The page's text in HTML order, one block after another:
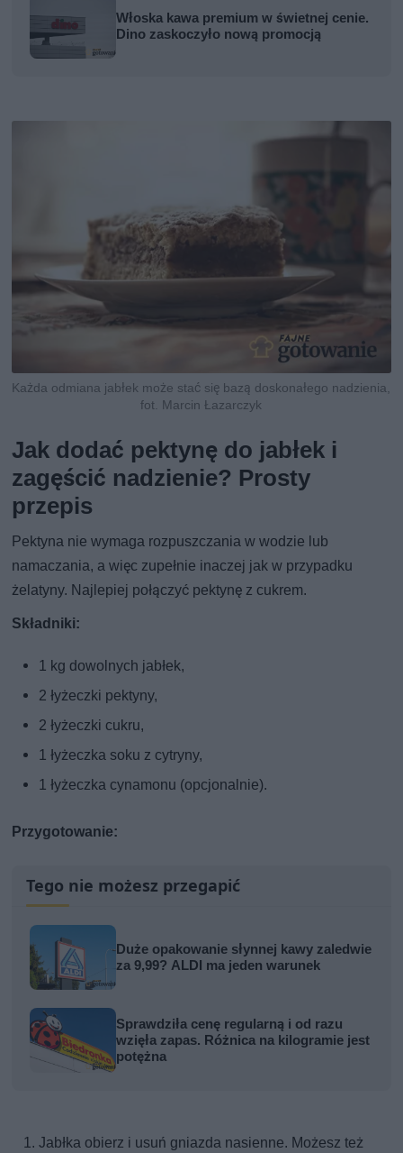
Włoska kawa premium w świetnej cenie.
Dino zaskoczyło nową promocją
Każda odmiana jabłek może stać się bazą doskonałego nadzienia,
fot. Marcin Łazarczyk
Jak dodać pektynę do jabłek i
zagęścić nadzienie? Prosty
przepis
Pektyna nie wymaga rozpuszczania w wodzie lub
namaczania, a więc zupełnie inaczej jak w przypadku
żelatyny. Najlepiej połączyć pektynę z cukrem.
Składniki:
1 kg dowolnych jabłek,
2 łyżeczki pektyny,
2 łyżeczki cukru,
1 łyżeczka soku z cytryny,
1 łyżeczka cynamonu (opcjonalnie).
Przygotowanie:
Tego nie możesz przegapić
Duże opakowanie słynnej kawy zaledwie
za 9,99? ALDI ma jeden warunek
Sprawdziła cenę regularną i od razu
wzięła zapas. Różnica na kilogramie jest
potężna
Jabłka obierz i usuń gniazda nasienne. Możesz też